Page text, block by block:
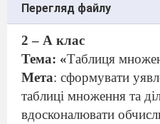
Перегляд файлу
2 – А клас
Тема: «Таблиця
Мета: сформувати
таблиці множення та
вдосконалювати